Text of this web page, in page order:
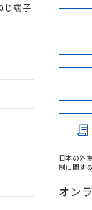
じ端子
日本の外
制に関す
オン